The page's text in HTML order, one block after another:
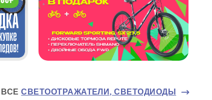
ВСЕСВЕТООТРАЖАТЕЛИ, СВЕТОДИОДЫ